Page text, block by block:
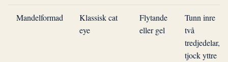
Mandelformad
Klassisk cat
eye
Flytande
eller gel
Tunn inre
två
tredjedelar,
tjock yttre